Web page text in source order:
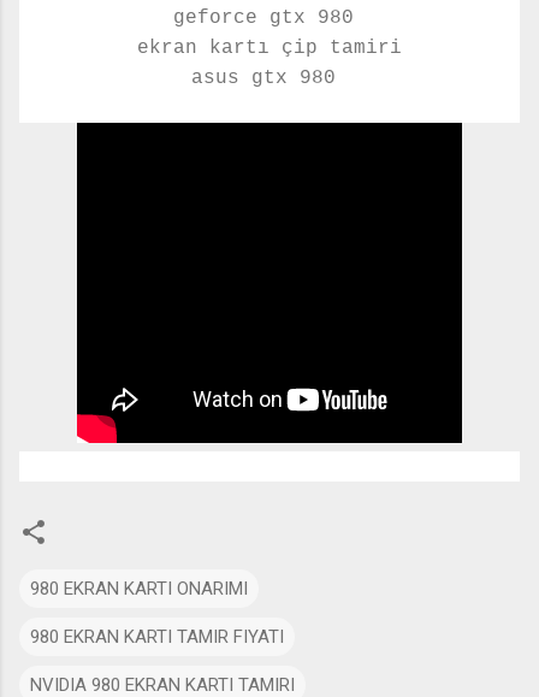
geforce gtx 980
ekran kartı çip tamiri
asus gtx 980
980 EKRAN KARTI ONARIMI
980 EKRAN KARTI TAMIR FIYATI
NVIDIA 980 EKRAN KARTI TAMIRI